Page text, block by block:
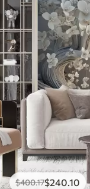
$400.17$240.10